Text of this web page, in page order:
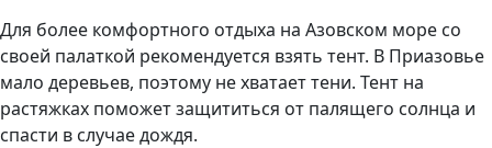
Для более комфортного отдыха на Азовском море со
своей палаткой рекомендуется взять тент. В Приазовье
мало деревьев, поэтому не хватает тени. Тент на
растяжках поможет защититься от палящего солнца и
спасти в случае дождя.